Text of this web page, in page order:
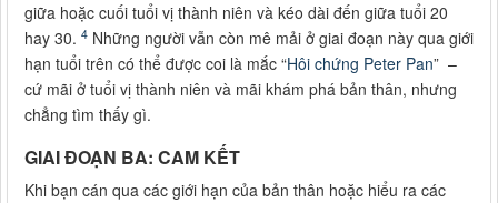
giữa hoặc cuối tuổi vị thành niên và kéo dài đến giữa tuổi 20
hay 30. 4 Những người vẫn còn mê mải ở giai đoạn này qua giới
hạn tuổi trên có thể được coi là mắc “Hôi chứng Peter Pan” –
cứ mãi ở tuổi vị thành niên và mãi khám phá bản thân, nhưng
chẳng tìm thấy gì.
GIAI ĐOẠN BA: CAM KẾT
Khi bạn cán qua các giới hạn của bản thân hoặc hiểu ra các